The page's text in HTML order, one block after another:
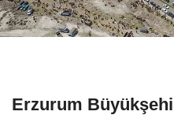
Erzurum